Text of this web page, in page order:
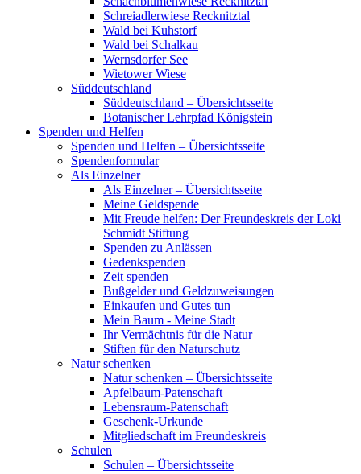
Schreiadlerwiese Recknitztal
Wald bei Kuhstorf
Wald bei Schalkau
Wernsdorfer See
Wietower Wiese
Süddeutschland
Süddeutschland – Übersichtsseite
Botanischer Lehrpfad Königstein
Spenden und Helfen
Spenden und Helfen – Übersichtsseite
Spendenformular
Als Einzelner
Als Einzelner – Übersichtsseite
Meine Geldspende
Mit Freude helfen: Der Freundeskreis der Loki
Schmidt Stiftung
Spenden zu Anlässen
Gedenkspenden
Zeit spenden
Bußgelder und Geldzuweisungen
Einkaufen und Gutes tun
Mein Baum - Meine Stadt
Ihr Vermächtnis für die Natur
Stiften für den Naturschutz
Natur schenken
Natur schenken – Übersichtsseite
Apfelbaum-Patenschaft
Lebensraum-Patenschaft
Geschenk-Urkunde
Mitgliedschaft im Freundeskreis
Schulen
Schulen – Übersichtsseite